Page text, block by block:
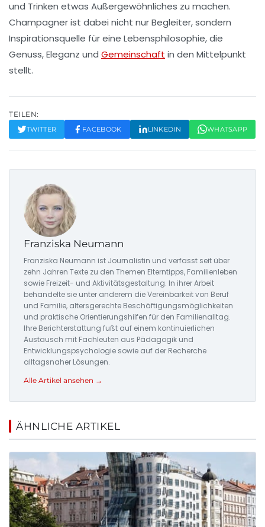
und Trinken etwas Außergewöhnliches zu machen.
Champagner ist dabei nicht nurBegleiter, sondern
Inspirationsquelle für eine Lebensphilosophie, die
Genuss, Eleganz und Gemeinschaft in den Mittelpunkt
stellt.
TEILEN:
TWITTER FACEBOOK LINKEDIN WHATSAPP
Franziska Neumann
Franziska Neumann ist Journalistin und verfasst seit über
zehn Jahren Texte zu den Themen Elterntipps, Familienleben
sowie Freizeit- und Aktivitätsgestaltung. In ihrer Arbeit
behandelte sie unter anderem die Vereinbarkeit von Beruf
und Familie, altersgerechte Beschäftigungsmöglichkeiten
und praktische Orientierungshilfen für den Familienalltag.
Ihre Berichterstattung fußt auf einem kontinuierlichen
Austausch mit Fachleuten aus Pädagogik und
Entwicklungspsychologie sowie auf der Recherche
alltagsnaher Lösungen.
Alle Artikel ansehen →
ÄHNLICHE ARTIKEL